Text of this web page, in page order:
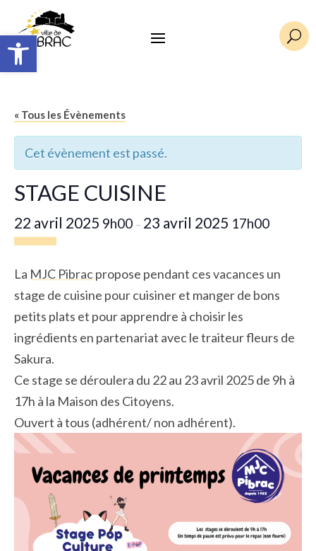
Ouvrir la barre d’outils U
« Tous les Évènements
Cet évènement est passé.
STAGE CUISINE
22 avril 2025 9h00 – 23 avril 2025 17h00
La MJC Pibracpropose pendant ces vacances un
stage de cuisine pour cuisiner et manger de bons
petits plats et pour apprendre à choisir les
ingrédients en partenariat avec le traiteur fleurs de
Sakura.
Ce stage se déroulera du 22 au 23 avril 2025 de 9h à
17h à la Maison des Citoyens.
Ouvert à tous (adhérent/ non adhérent).